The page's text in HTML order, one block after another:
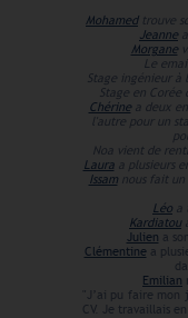
Mohamedtrouve
Jeanne
Morgane
Le
Stage ingénieur à
Stage en Corée
Chérinea deux
l'autre pour un
Noa vient de
Lauraa plusieurs
Issamnous fait un
Léo a
Kardiatou
Julien a
Clémentinea
Emilian
"J’ai pu faire
CV. Je travaillais